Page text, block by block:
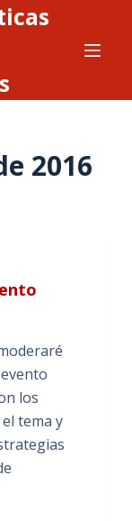
2016
los
tema y